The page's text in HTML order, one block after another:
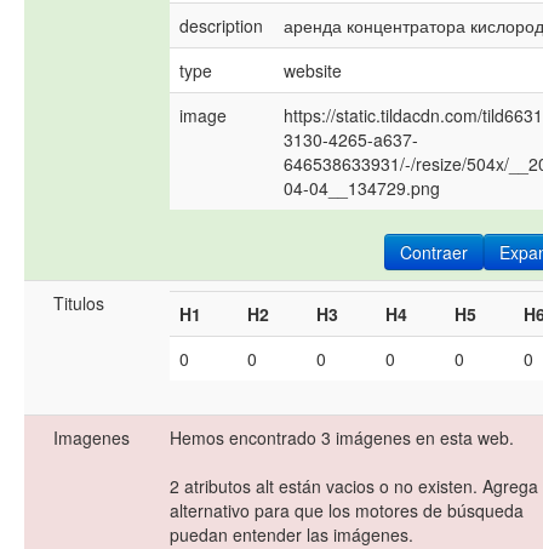
description
аренда концентратора
type
website
image
https://static.tildacdn.com/
3130-4265-a637-
646538633931/-/resize/504x/
04-04__134729.png
Contraer
Titulos H1 H2 H3 H4 H5
0
0 0 0 0 0
Imagenes
Hemos encontrado 3 imágenes en esta web.
2 atributos alt están vacios o no existen. Agrega
alternativo para que los motores de búsqueda
puedan entender las imágenes.